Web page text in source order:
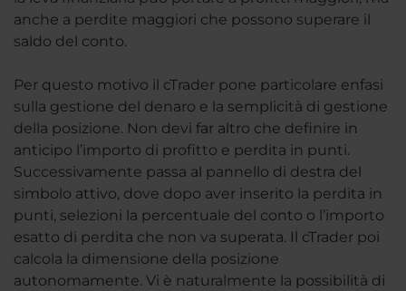
anche a perdite maggiori che possono superare il
saldo del conto.
Per questo motivo il cTrader pone particolare enfasi
sulla gestione del denaro e la semplicità di gestione
della posizione. Non devi far altro che definire in
anticipo l’importo di profitto e perdita in punti.
Successivamente passa al pannello di destra del
simbolo attivo, dove dopo aver inserito la perdita in
punti, selezioni la percentuale del conto o l’importo
esatto di perdita che non va superata. Il cTrader poi
calcola la dimensione della posizione
autonomamente. Vi è naturalmente la possibilità di